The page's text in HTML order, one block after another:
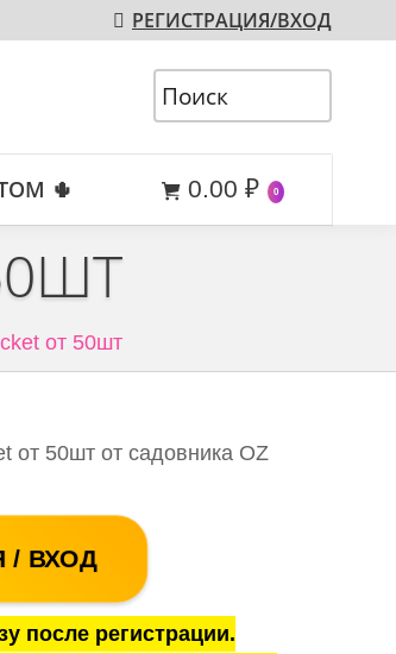
РЕГИСТРАЦИЯ/ВХОД
🌵 0.00 ₽ 0
от 50шт
от 50шт от садовника OZ
/ ВХОД
после регистрации.